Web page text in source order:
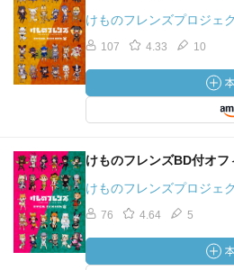
けものフレンズプロジェ
107 4.33 10
けものフレンズBD付オ
けものフレンズプロジェ
76 4.64 5